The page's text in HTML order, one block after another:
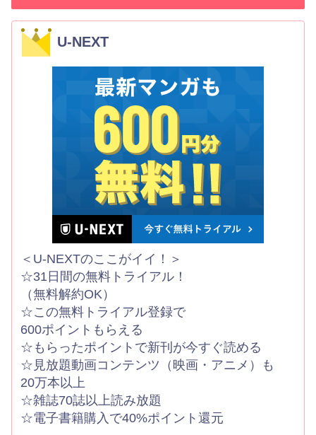
U-NEXT
＜U-NEXTのここがイイ！＞
☆31日間の無料トライアル！
（無料解約OK）
☆この無料トライアル登録で
600ポイントもらえる
☆もらったポイントで新刊が今すぐ読める
☆見放題動画コンテンツ（映画・アニメ）も
20万本以上
☆雑誌70誌以上読み放題
☆電子書籍購入で40%ポイント還元